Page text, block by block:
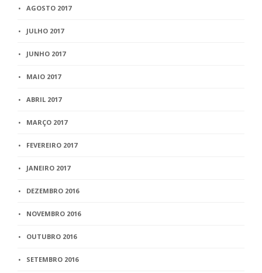
AGOSTO 2017
JULHO 2017
JUNHO 2017
MAIO 2017
ABRIL 2017
MARÇO 2017
FEVEREIRO 2017
JANEIRO 2017
DEZEMBRO 2016
NOVEMBRO 2016
OUTUBRO 2016
SETEMBRO 2016